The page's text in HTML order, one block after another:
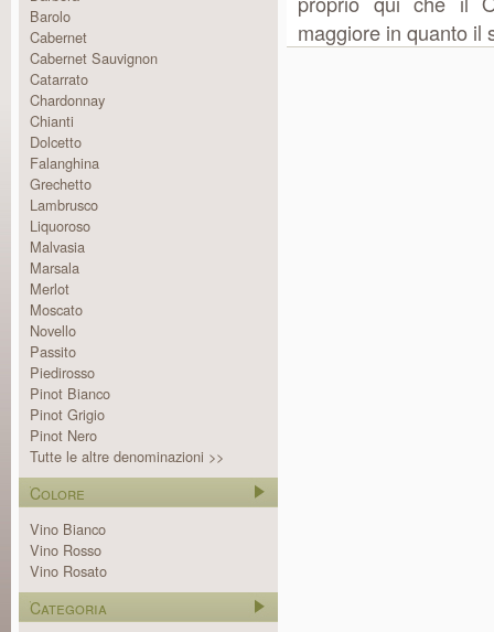
Barolo
Cabernet
Cabernet Sauvignon
Catarrato
Chardonnay
Chianti
Dolcetto
Falanghina
Grechetto
Lambrusco
Liquoroso
Malvasia
Marsala
Merlot
Moscato
Novello
Passito
Piedirosso
Pinot Bianco
Pinot Grigio
Pinot Nero
Tutte le altre denominazioni >>
Colore
Vino Bianco
Vino Rosso
Vino Rosato
Categoria
maggiore in quanto il